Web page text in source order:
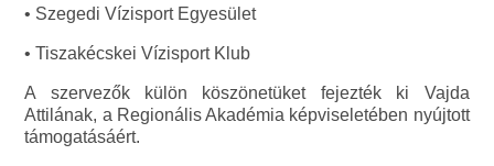
• Szegedi Vízisport Egyesület
• Tiszakécskei Vízisport Klub
A szervezők külön köszönetüket fejezték ki Vajda
Attilának, a Regionális Akadémia képviseletében nyújtott
támogatásáért.